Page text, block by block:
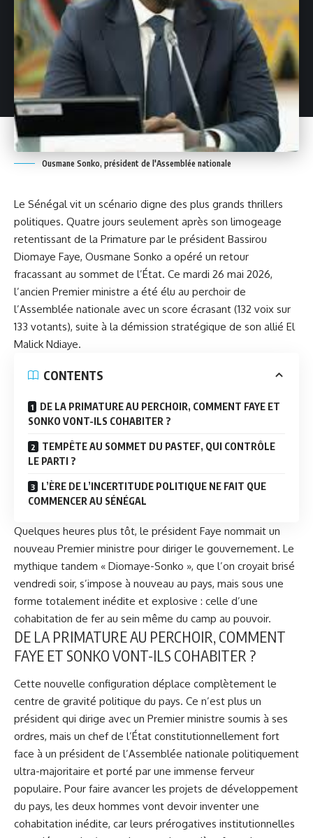
Ousmane Sonko, président de l'Assemblée nationale
Le Sénégal vit un scénario digne des plus grands thrillers
politiques. Quatre jours seulement après son limogeage
retentissant de la Primature par le président Bassirou
Diomaye Faye, Ousmane Sonko a opéré un retour
fracassant au sommet de l’État. Ce mardi 26 mai 2026,
l’ancien Premier ministre a été élu au perchoir de
l’Assemblée nationale avec un score écrasant (132 voix sur
133 votants), suite à la démission stratégique de son allié El
Malick Ndiaye.
CONTENTS
DE LA PRIMATURE AU PERCHOIR, COMMENT FAYE ET
SONKO VONT-ILS COHABITER ?
TEMPÊTE AU SOMMET DU PASTEF, QUI CONTRÔLE
LE PARTI ?
L’ÈRE DE L’INCERTITUDE POLITIQUE NE FAIT QUE
COMMENCER AU SÉNÉGAL
Quelques heures plus tôt, le président Faye nommait un
nouveau Premier ministre pour diriger le gouvernement. Le
mythique tandem « Diomaye-Sonko », que l’on croyait brisé
vendredi soir, s’impose à nouveau au pays, mais sous une
forme totalement inédite et explosive : celle d’une
cohabitation de fer au sein même du camp au pouvoir.
DE LA PRIMATURE AU PERCHOIR, COMMENT
FAYE ET SONKO VONT-ILS COHABITER ?
Cette nouvelle configuration déplace complètement le
centre de gravité politique du pays. Ce n’est plus un
président qui dirige avec un Premier ministre soumis à ses
ordres, mais un chef de l’État constitutionnellement fort
face à un président de l’Assemblée nationale politiquement
ultra-majoritaire et porté par une immense ferveur
populaire. Pour faire avancer les projets de développement
du pays, les deux hommes vont devoir inventer une
cohabitation inédite, car leurs prérogatives institutionnelles